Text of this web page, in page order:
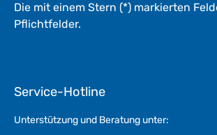
Die mit einem Stern (*) markierten
Pflichtfelder.
Service-Hotline
Unterstützung und Beratung unter: